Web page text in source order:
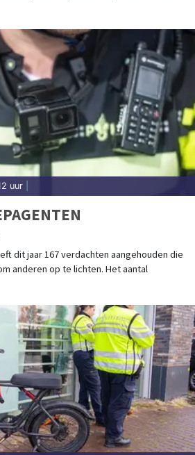
uur
dit jaar 167 verdachten aangehouden die
anderen op te lichten. Het aantal